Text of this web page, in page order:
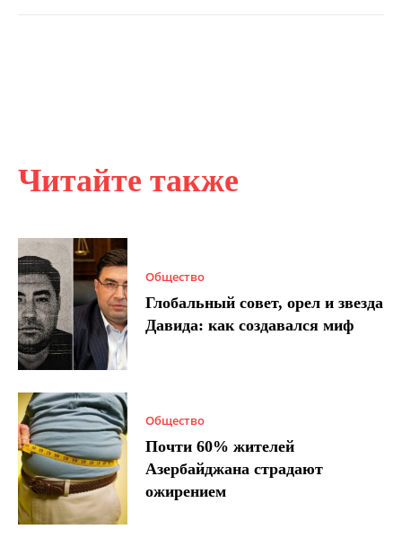
Читайте также
Общество
Глобальный совет, орел и звезда
Давида: как создавался миф
Общество
Почти 60% жителей
Азербайджана страдают
ожирением